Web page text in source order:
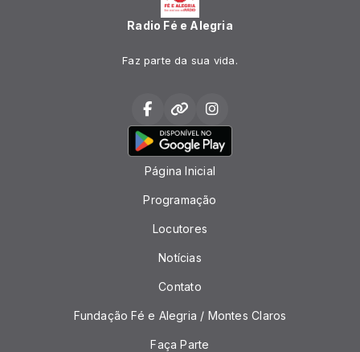
Radio Fé e Alegria
Faz parte da sua vida.
Página Inicial
Programação
Locutores
Notícias
Contato
Fundação Fé e Alegria / Montes Claros
Faça Parte